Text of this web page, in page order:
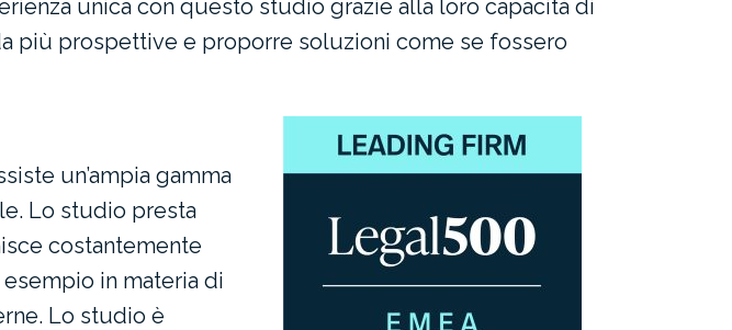
unica con questo studio grazie alla loro capacità di
più prospettive e proporre soluzioni come se fossero
un’ampia gamma
Lo studio presta
costantemente
in materia di
Lo studio è